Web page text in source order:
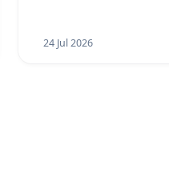
24 Jul 2026